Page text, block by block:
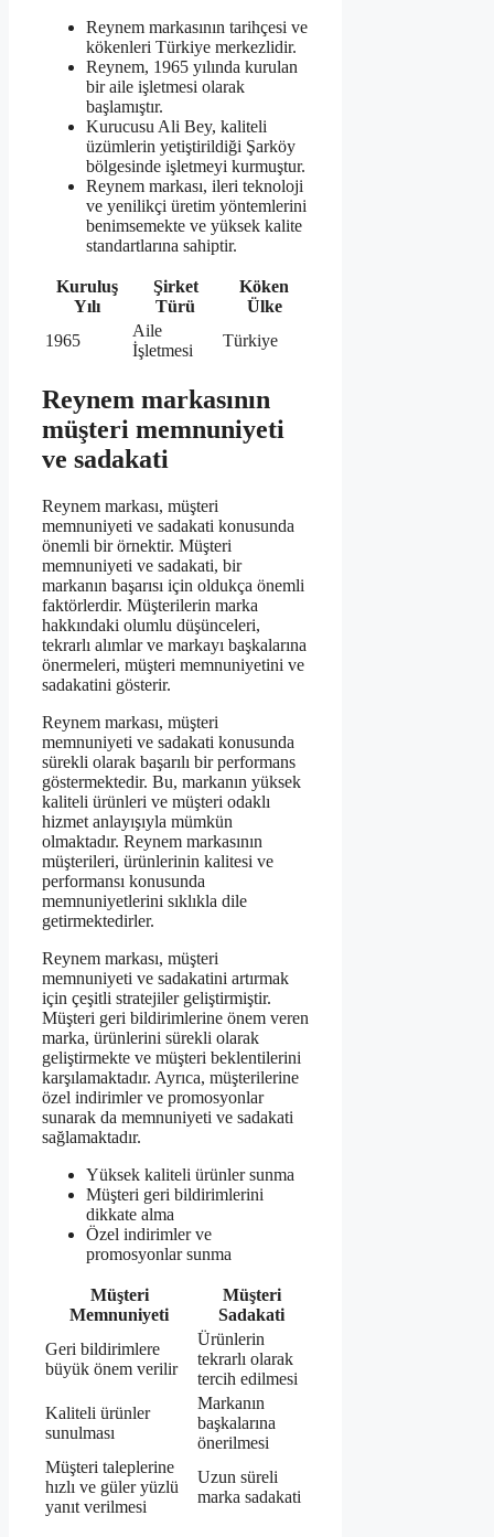
Reynem markasının tarihçesi ve
kökenleri Türkiye merkezlidir.
Reynem, 1965 yılında kurulan
bir aile işletmesi olarak
başlamıştır.
Kurucusu Ali Bey, kaliteli
üzümlerin yetiştirildiği Şarköy
bölgesinde işletmeyi kurmuştur.
Reynem markası, ileri teknoloji
ve yenilikçi üretim yöntemlerini
benimsemekte ve yüksek kalite
standartlarına sahiptir.
Kuruluş
Yılı
Şirket
Türü
Köken
Ülke
1965
Aile
İşletmesi
Türkiye
Reynem markasının
müşteri memnuniyeti
ve sadakati
Reynem markası, müşteri
memnuniyeti ve sadakati konusunda
önemli bir örnektir. Müşteri
memnuniyeti ve sadakati, bir
markanın başarısı için oldukça önemli
faktörlerdir. Müşterilerin marka
hakkındaki olumlu düşünceleri,
tekrarlı alımlar ve markayı başkalarına
önermeleri, müşteri memnuniyetini ve
sadakatini gösterir.
Reynem markası, müşteri
memnuniyeti ve sadakati konusunda
sürekli olarak başarılı bir performans
göstermektedir. Bu, markanın yüksek
kaliteli ürünleri ve müşteri odaklı
hizmet anlayışıyla mümkün
olmaktadır. Reynem markasının
müşterileri, ürünlerinin kalitesi ve
performansı konusunda
memnuniyetlerini sıklıkla dile
getirmektedirler.
Reynem markası, müşteri
memnuniyeti ve sadakatini artırmak
için çeşitli stratejiler geliştirmiştir.
Müşteri geri bildirimlerine önem veren
marka, ürünlerini sürekli olarak
geliştirmekte ve müşteri beklentilerini
karşılamaktadır. Ayrıca, müşterilerine
özel indirimler ve promosyonlar
sunarak da memnuniyeti ve sadakati
sağlamaktadır.
Yüksek kaliteli ürünler sunma
Müşteri geri bildirimlerini
dikkate alma
Özel indirimler ve
promosyonlar sunma
Müşteri
Memnuniyeti
Müşteri
Sadakati
Geri bildirimlere
büyük önem verilir
Ürünlerin
tekrarlı olarak
tercih edilmesi
Kaliteli ürünler
sunulması
Markanın
başkalarına
önerilmesi
Müşteri taleplerine
hızlı ve güler yüzlü
yanıt verilmesi
Uzun süreli
marka sadakati